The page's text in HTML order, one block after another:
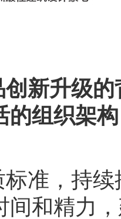
新升级
的组织架
准，持
间和精力